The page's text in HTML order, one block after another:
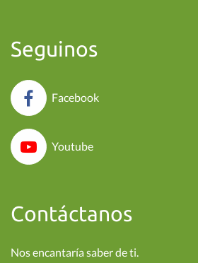
Seguinos
Facebook
Youtube
Contáctanos
Nos encantaría saber de ti.